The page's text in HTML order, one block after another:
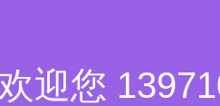
迎您